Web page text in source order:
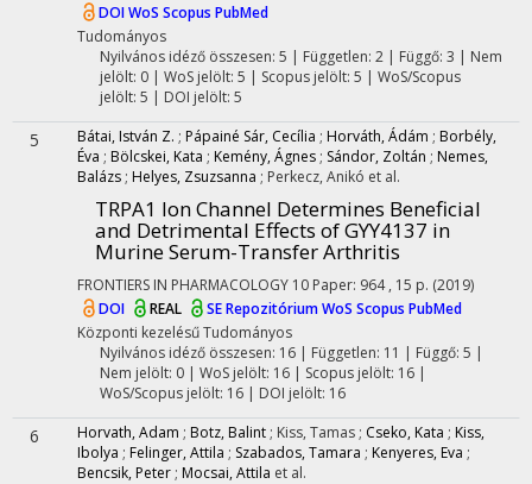
DOIWoS Scopus PubMed
Tudományos
Nyilvános idéző összesen: 5 | Független: 2 | Függő: 3 | Nem
jelölt: 0 | WoS jelölt: 5 | Scopus jelölt: 5 | WoS/Scopus
jelölt: 5 | DOI jelölt: 5
5 Bátai, István Z. ; Pápainé Sár, Cecília ; Horváth, Ádám ; Borbély,
Éva ; Bölcskei, Kata ; Kemény, Ágnes ; Sándor, Zoltán ; Nemes,
Balázs ; Helyes, Zsuzsanna ; Perkecz, Anikó et al.
TRPA1 Ion Channel Determines Beneficial
and Detrimental Effects of GYY4137 in
Murine Serum-Transfer Arthritis
FRONTIERS IN PHARMACOLOGY 10 Paper: 964 , 15 p. (2019)
DOI
REAL SE RepozitóriumWoS Scopus PubMed
Központi kezelésűTudományos
Nyilvános idéző összesen: 16| Független: 11 | Függő: 5 |
Nem jelölt: 0 | WoS jelölt: 16 | Scopus jelölt: 16 |
WoS/Scopus jelölt: 16 | DOI jelölt: 16
6 Horvath, Adam ; Botz, Balint ; Kiss, Tamas ; Cseko, Kata ; Kiss,
Ibolya ; Felinger, Attila ; Szabados, Tamara ; Kenyeres, Eva ;
Bencsik, Peter ; Mocsai, Attila et al.